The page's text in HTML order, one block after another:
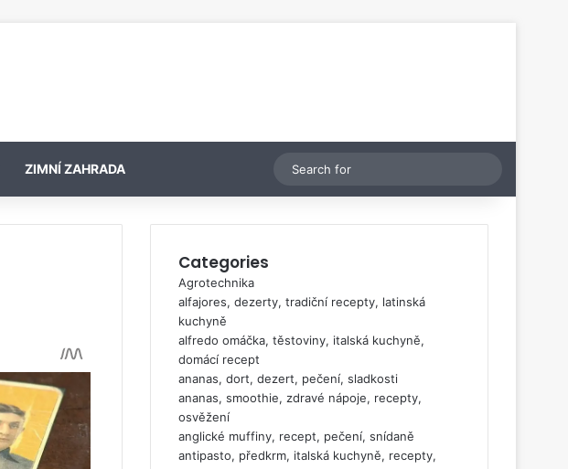
ZIMNÍ ZAHRADA Switch skin
for
Categories
Agrotechnika
alfajores, dezerty, tradiční recepty, latinská
kuchyně
alfredo omáčka, těstoviny, italská kuchyně,
domácí recept
ananas, dort, dezert, pečení, sladkosti
ananas, smoothie, zdravé nápoje, recepty,
osvěžení
anglické muffiny, recept, pečení, snídaně
antipasto, předkrm, italská kuchyně, recepty,